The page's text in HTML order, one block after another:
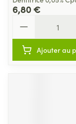
6,80 €
Ajouter au